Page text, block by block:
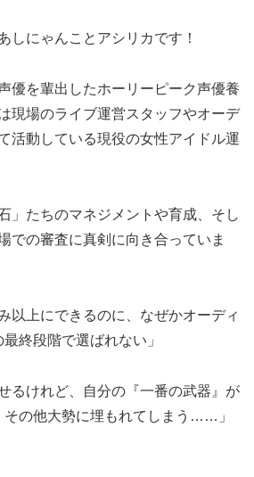
しにゃんことアシリカです！
優を輩出したホーリーピーク声優養
現場のライブ運営スタッフやオーデ
活動している現役の女性アイドル運
」たちのマネジメントや育成、そし
での審査に真剣に向き合っていま
以上にできるのに、なぜかオーディ
最終段階で選ばれない」
るけれど、自分の『一番の武器』が
その他大勢に埋もれてしまう……」